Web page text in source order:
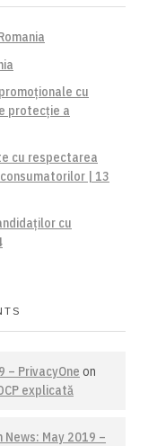
cu
protecție a
cu respectarea
| 13
cu
– PrivacyOne on
explicată
May 2019 –